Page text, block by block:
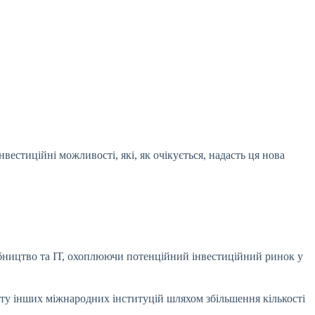
можливості, які, як очікується, надасть ця нова
та ІТ, охоплюючи потенційний інвестиційний ринок у
інших міжнародних інституцій шляхом збільшення кількості